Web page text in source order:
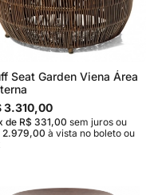
Seat Garden Viena Área
3.310,00
de R$ 331,00 sem juros ou
2.979,00 à vista no boleto ou